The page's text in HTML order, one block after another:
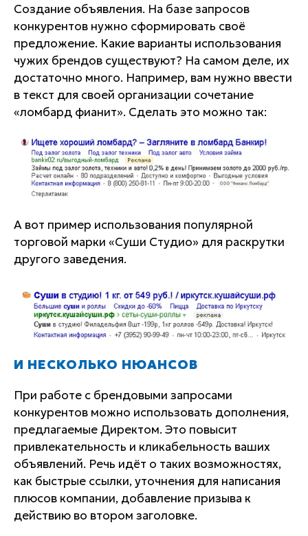
Создание объявления. На базе запросов
конкурентов нужно сформировать своё
предложение. Какие варианты использования
чужих брендов существуют? На самом деле, их
достаточно много. Например, вам нужно ввести
в текст для своей организации сочетание
«ломбард фианит». Сделать это можно так:
А вот пример использования популярной
торговой марки «Суши Студио» для раскрутки
другого заведения.
И НЕСКОЛЬКО НЮАНСОВ
При работе с брендовыми запросами
конкурентов можно использовать дополнения,
предлагаемые Директом. Это повысит
привлекательность и кликабельность ваших
объявлений. Речь идёт о таких возможностях,
как быстрые ссылки, уточнения для написания
плюсов компании, добавление призыва к
действию во втором заголовке.